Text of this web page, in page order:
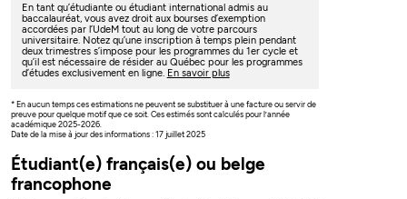
En tant qu’étudiante ou étudiant international admis au
baccalauréat, vous avez droit aux bourses d’exemption
accordées par l’UdeM tout au long de votre parcours
universitaire. Notez qu’une inscription à temps plein pendant
deux trimestres s’impose pour les programmes du 1er cycle et
qu’il est nécessaire de résider au Québec pour les programmes
d’études exclusivement en ligne. En savoir plus
* En aucun temps ces estimations ne peuvent se substituer à une facture ou servir de
preuve pour quelque motif que ce soit. Ces estimés sont calculés pour l’année
académique 2025-2026.
Date de la mise à jour des informations : 17 juillet 2025
Étudiant(e) français(e) ou belge
francophone